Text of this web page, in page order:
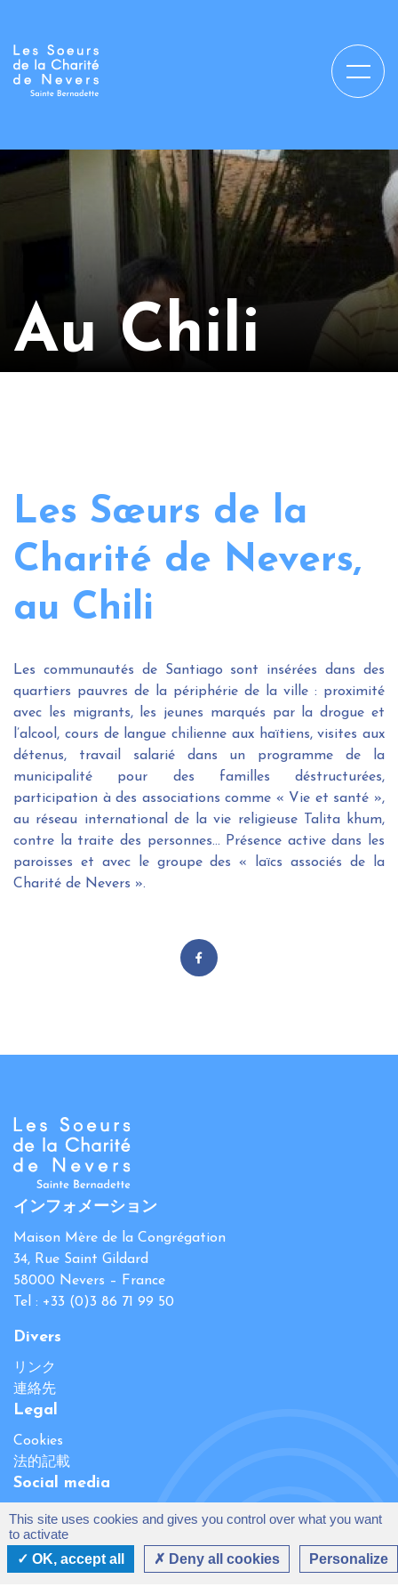
Au Chili
Les Sœurs de la
Charité de Nevers,
au Chili
Les communautés de Santiago sont insérées dans des
quartiers pauvres de la périphérie de la ville : proximité
avec les migrants, les jeunes marqués par la drogue et
l’alcool, cours de langue chilienne aux haïtiens, visites aux
détenus, travail salarié dans un programme de la
municipalité pour des familles déstructurées,
participation à des associations comme « Vie et santé »,
au réseau international de la vie religieuse Talita khum,
contre la traite des personnes… Présence active dans les
paroisses et avec le groupe des « laïcs associés de la
Charité de Nevers ».
インフォメーション
Maison Mère de la Congrégation
34, Rue Saint Gildard
58000 Nevers – France
Tel : +33 (0)3 86 71 99 50
Divers
リンク
連絡先
Legal
Cookies
法的記載
Social media
This site uses cookies and gives you control over what you want
to activate
OK, accept all
Deny all cookies Personalize